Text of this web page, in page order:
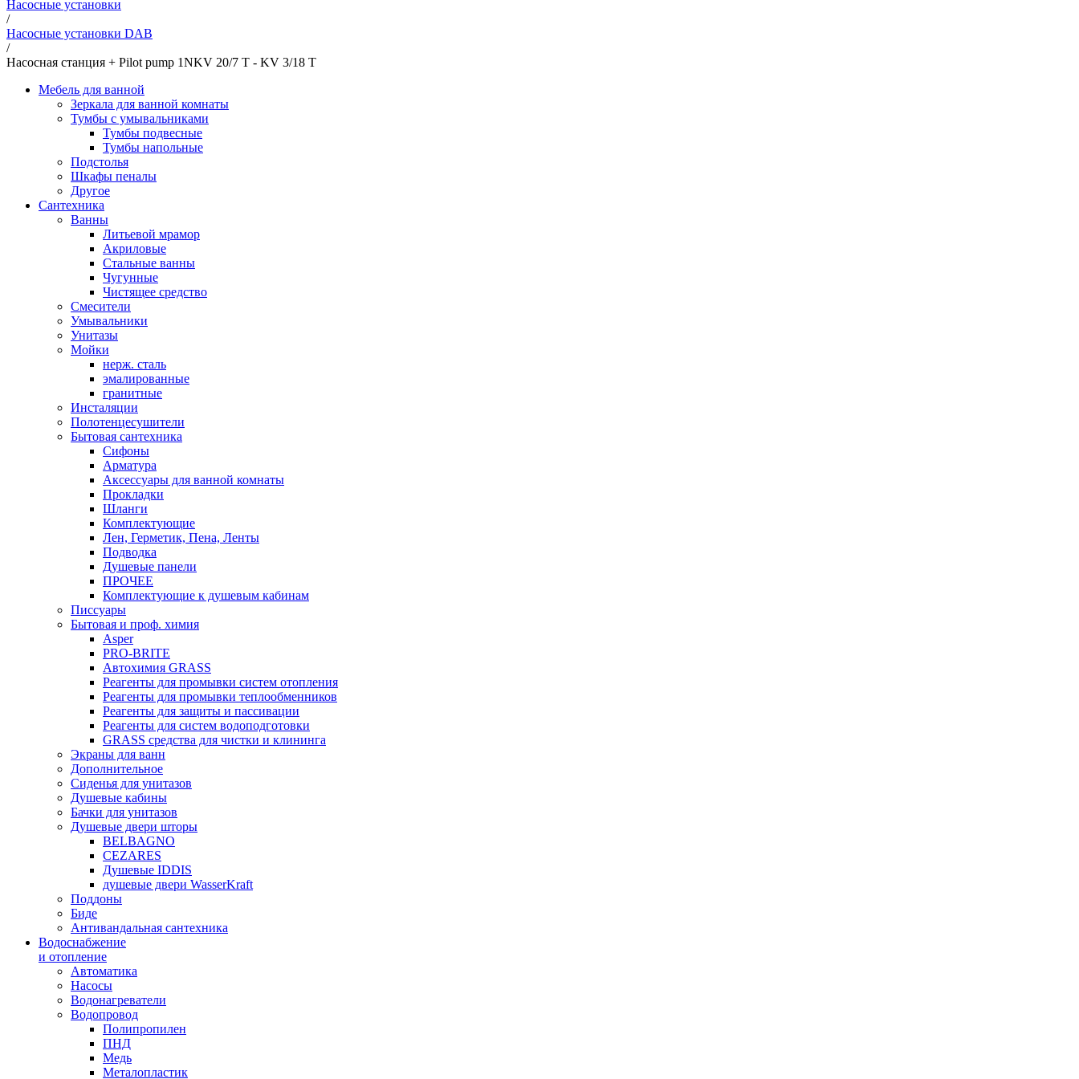
Насосные установки
/
Насосные установки DAB
/
Насосная станция + Pilot pump 1NKV 20/7 T - KV 3/18 T
Мебель для ванной
Зеркала для ванной комнаты
Тумбы с умывальниками
Тумбы подвесные
Тумбы напольные
Подстолья
Шкафы пеналы
Другое
Сантехника
Ванны
Литьевой мрамор
Акриловые
Стальные ванны
Чугунные
Чистящее средство
Смесители
Умывальники
Унитазы
Мойки
нерж. сталь
эмалированные
гранитные
Инсталяции
Полотенцесушители
Бытовая сантехника
Сифоны
Арматура
Аксессуары для ванной комнаты
Прокладки
Шланги
Комплектующие
Лен, Герметик, Пена, Ленты
Подводка
Душевые панели
ПРОЧЕЕ
Комплектующие к душевым кабинам
Писсуары
Бытовая и проф. химия
Asper
PRO-BRITE
Автохимия GRASS
Реагенты для промывки систем отопления
Реагенты для промывки теплообменников
Реагенты для защиты и пассивации
Реагенты для систем водоподготовки
GRASS средства для чистки и клининга
Экраны для ванн
Дополнительное
Сиденья для унитазов
Душевые кабины
Бачки для унитазов
Душевые двери шторы
BELBAGNO
CEZARES
Душевые IDDIS
душевые двери WasserKraft
Поддоны
Биде
Антивандальная сантехника
Водоснабжение
и отопление
Автоматика
Насосы
Водонагреватели
Водопровод
Полипропилен
ПНД
Медь
Металопластик